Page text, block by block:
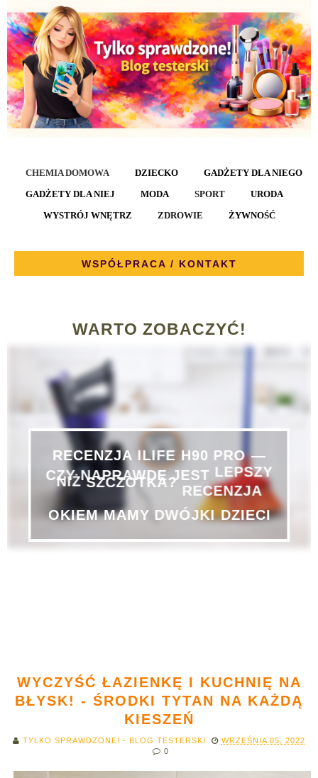
CHEMIA DOMOWA DZIECKO
GADŻETY DLA NIEGO
GADŻETY DLA NIEJ
MODA SPORT
URODA
WYSTRÓJ WNĘTRZ
ZDROWIE ŻYWNOŚĆ
WSPÓŁPRACA / KONTAKT
WARTO ZOBACZYĆ!
RECENZJA ILIFE H90
—
CZY NAPRAWDĘ JEST LEPSZY
NIŻ
RECENZJA
OKIEM MAMY DWÓJKI DZIECI
WYCZYŚĆ ŁAZIENKĘ I KUCHNIĘ NA
BŁYSK! - ŚRODKI TYTAN NA KAŻDĄ
KIESZEŃ
TYLKO SPRAWDZONE! - BLOG TESTERSKI
WRZEŚNIA 05, 2022
0